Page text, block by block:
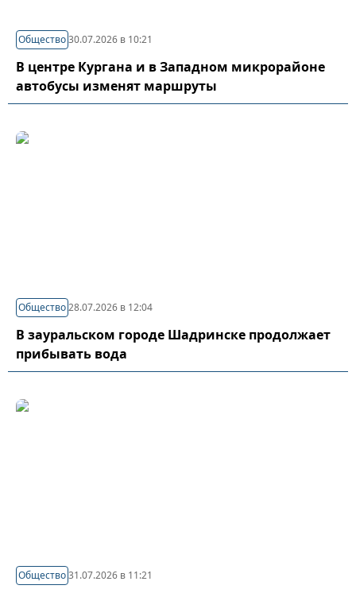
Общество30.07.2026 в 10:21
В центре Кургана и в Западном микрорайоне
автобусы изменят маршруты
Общество28.07.2026 в 12:04
В зауральском городе Шадринске продолжает
прибывать вода
Общество31.07.2026 в 11:21